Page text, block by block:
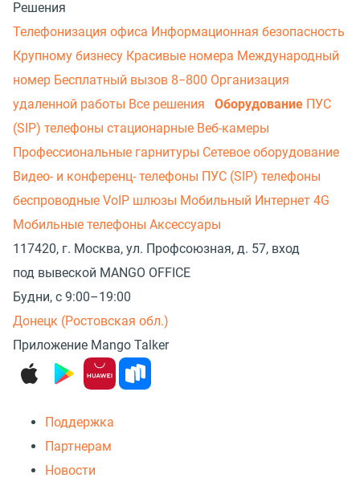
Решения
Телефонизация офиса Информационная безопасность
Крупному бизнесу Красивые номера Международный
номер Бесплатный вызов 8−800 Организация
удаленной работы Все решения Оборудование ПУС
(SIP) телефоны стационарные Веб-камеры
Профессиональные гарнитуры Сетевое оборудование
Видео- и конференц- телефоны ПУС (SIP) телефоны
беспроводные VoIP шлюзы Мобильный Интернет 4G
Мобильные телефоны Аксессуары
117420, г. Москва, ул. Профсоюзная, д. 57, вход
под вывеской MANGO OFFICE
Будни, с 9:00–19:00
Донецк (Ростовская обл.)
Приложение Mango Talker
Поддержка
Партнерам
Новости